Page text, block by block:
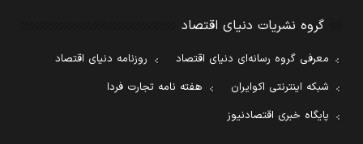
گروه نشریات دنیای اقتصاد
معرفی گروه رسانه‌ای دنیای اقتصاد
روزنامه دنیای اقتصاد
شبکه اینترنتی اکوایران
هفته نامه تجارت فردا
پایگاه خبری اقتصادنیوز